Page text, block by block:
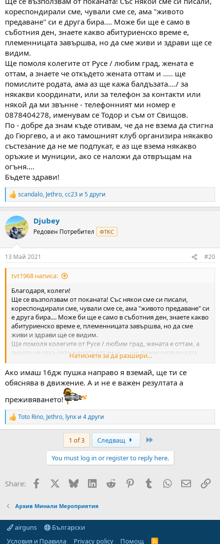
кореспондирали сме, чували сме се, ама "живото
предаване" си е друга бира.... Може би ще е само в
съботния ден, знаете какво абитуриенско време е,
племенницата завършва, но да сме живи и здрави ще се
видим.
Ще помоля колегите от Русе / любим град, жената е
оттам, а знаете че откъдето жената оттам и ..... ще
помислите родата, ама аз ще кажа балдъзата..../ за
някакви координати, или за телефон за контакти или
някой да ми звънне - телефонният ми номер е
0878404278, именувам се Тодор и съм от Свищов.
По - добре да знам къде отивам, че да не взема да стигна
до Гюргево, а и ако тамошният клуб организира някакво
състезание да не ме подпукат, е аз ще взема някакво
оръжие и муниции, ако се наложи да отвръщам на
огъня....
Бъдете здрави!
R
e
c
t
i
s
:
scandalo, Jethro,cc23 и 5 други
Djubey
Редовен Потребител ФТКС
13 Май 2021 #20
tvt1968 написа:
Благодаря, колеги!
Ще се възползвам от поканата! Със някои сме си писали,
кореспондирали сме, чували сме се, ама "живото предаване" си
е друга бира.... Може би ще е само в съботния ден, знаете какво
абитуриенско време е, племенницата завършва, но да сме
живи и здрави ще се видим.
Ще помоля колегите от Русе / любим град, жената е оттам, а
знаете че откъдето жената оттам и ..... ще помислите родата,
ама аз ще кажа балдъзата..../ за някакви координати, или за
телефон за контакти или някой да ми звънне - телефонният ми
номер е 0878404278, именувам се Тодор и съм от Свищов.
По - добре да знам къде отивам, че да не взема да стигна до
Гюргево, а и ако тамошният клуб организира някакво
състезание да не ме подпукат, е аз ще взема някакво оръжие и
муниции, ако се наложи да отвръщам на огъня....
Бъдете здрави!
Натиснете за да разшири...
Ако имаш 16дж пушка направо я вземай, ще ти се
обяснява в движение. А и не е важен резултата а
преживяването!
R
e
s
Toto Rino, Jethro, lynx и 4 други
1 of 3 Следващ
You must log in or register to reply here.
Share: Facebook Bluesky LinkedInReddit PinterestTumblrWhatsApp
Email
Архив Минали Мероприятия
airguns
Български
Условия и Правила
Privacy policy Помощ R